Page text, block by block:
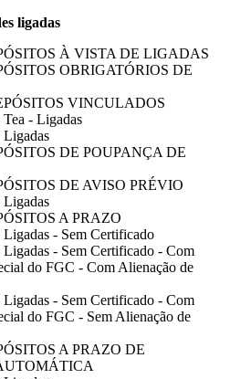
ligadas
À VISTA DE LIGADAS
OBRIGATÓRIOS DE
VINCULADOS
- Ligadas
Ligadas
DE POUPANÇA DE
DE AVISO PRÉVIO
Ligadas
A PRAZO
- Sem Certificado
- Sem Certificado - Com
do FGC - Com Alienação de
- Sem Certificado - Com
do FGC - Sem Alienação de
A PRAZO DE